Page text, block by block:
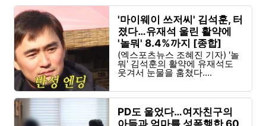
'마이웨이 쓰저씨' 김석훈, 터
졌다…유재석 울린 활약에
'놀뭐' 8.4%까지 [종합]
(엑스포츠뉴스 조혜진 기자) '놀
뭐' 김석훈의 활약에 유재석도
웃겨서 눈물을 훔쳤다....
PD도 울었다…여자친구의
아들과 엄마를 성폭행한 60